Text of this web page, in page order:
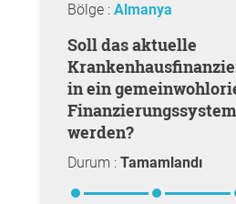
Bölge : Almanya
Soll das aktuelle
in ein
werden?
Durum : Tamamlandı